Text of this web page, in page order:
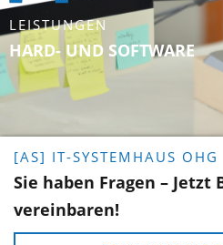
LEISTUNGEN
HARD- UND SOFTWARE
[AS] IT-SYSTEMHAUS OHG
Sie haben Fragen – Jetzt
vereinbaren!